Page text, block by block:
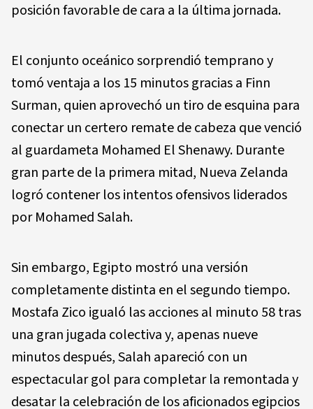
posición favorable de cara a la última jornada.
El conjunto oceánico sorprendió temprano y
tomó ventaja a los 15 minutos gracias a Finn
Surman, quien aprovechó un tiro de esquina para
conectar un certero remate de cabeza que venció
al guardameta Mohamed El Shenawy. Durante
gran parte de la primera mitad, Nueva Zelanda
logró contener los intentos ofensivos liderados
por Mohamed Salah.
Sin embargo, Egipto mostró una versión
completamente distinta en el segundo tiempo.
Mostafa Zico igualó las acciones al minuto 58 tras
una gran jugada colectiva y, apenas nueve
minutos después, Salah apareció con un
espectacular gol para completar la remontada y
desatar la celebración de los aficionados egipcios